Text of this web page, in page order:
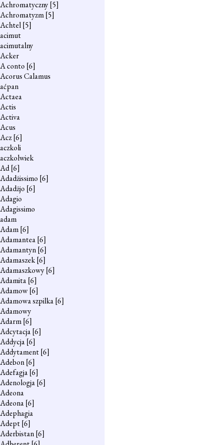
Achromatyczny[5]
Achromatyzm[5]
Achtel[5]
acimut
acimutalny
Acker
A conto [6]
Acorus Calamus
aćpan
Actaea
Actis
Activa
Acus
Acz[6]
aczkoli
aczkolwiek
Ad[6]
Adadżissimo [6]
Adadżjo [6]
Adagio
Adagissimo
adam
Adam[6]
Adamantea[6]
Adamantyn[6]
Adamaszek[6]
Adamaszkowy[6]
Adamita[6]
Adamow[6]
Adamowa szpilka[6]
Adamowy
Adarm[6]
Adcytacja[6]
Addycja[6]
Addytament[6]
Adebon[6]
Adefagja[6]
Adenologja[6]
Adeona
Adeona[6]
Adephagia
Adept[6]
Aderbistan[6]